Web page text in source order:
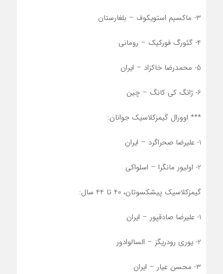
3- ماکسیم استویکوف – بلغارستان
4- گئورگ فورکیک – رومانی
5- محمدرضا خاکزاد – ایران
6- ژانگ کی کانگ – چین
*** اوورال گیمزکلاسیک جوانان:
1- علیرضا صحراگرد – ایران
2- اولیور مانگرا – اسلواکی
گیمزکلاسیک پیشکسوتان، 40 تا 44 سال:
1- علیرضا صادقپور – ایران
2- یوری رودریگز – السالوادور
3- محسن عیار – ایران